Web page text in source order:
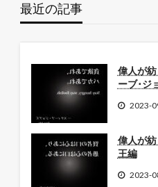
最近の記事
偉人が
ーブ･ジ
2023-
偉人が
王編
2023-